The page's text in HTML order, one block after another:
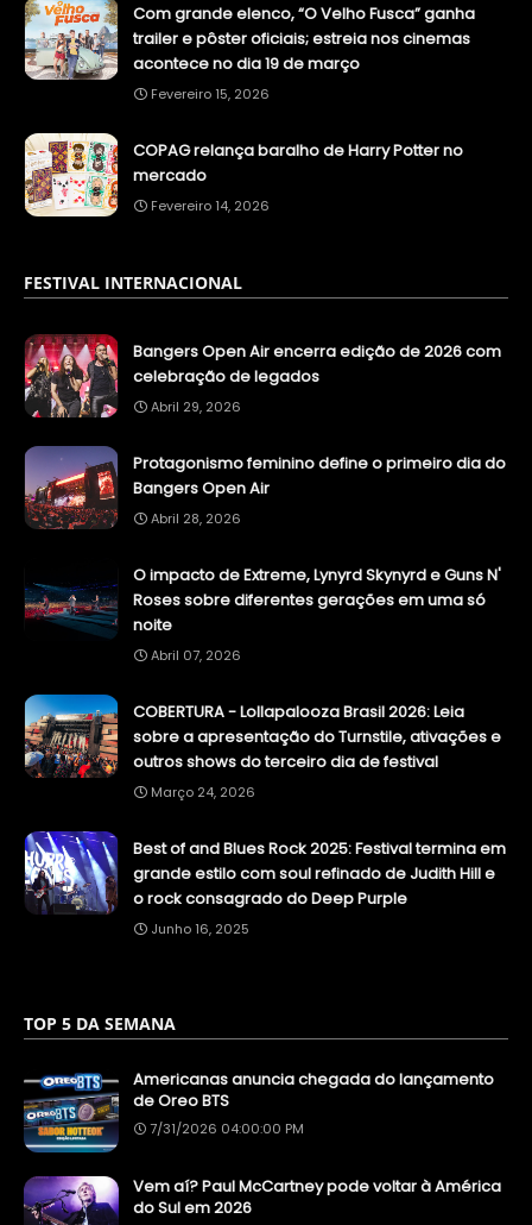
Com grande elenco, “O Velho Fusca” ganha
trailer e pôster oficiais; estreia nos cinemas
acontece no dia 19 de março
Fevereiro 15, 2026
COPAG relança baralho de Harry Potter no
mercado
Fevereiro 14, 2026
FESTIVAL INTERNACIONAL
Bangers Open Air encerra edição de 2026 com
celebração de legados
Abril 29, 2026
Protagonismo feminino define o primeiro dia do
Bangers Open Air
Abril 28, 2026
O impacto de Extreme, Lynyrd Skynyrd e Guns N'
Roses sobre diferentes gerações em uma só
noite
Abril 07, 2026
COBERTURA - Lollapalooza Brasil 2026: Leia
sobre a apresentação do Turnstile, ativações e
outros shows do terceiro dia de festival
Março 24, 2026
Best of and Blues Rock 2025: Festival termina em
grande estilo com soul refinado de Judith Hill e
o rock consagrado do Deep Purple
Junho 16, 2025
TOP 5 DA SEMANA
Americanas anuncia chegada do lançamento
de Oreo BTS
7/31/2026 04:00:00 PM
Vem aí? Paul McCartney pode voltar à América
do Sul em 2026